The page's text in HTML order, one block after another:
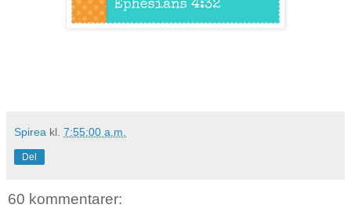
Spirea kl. 7:55:00 a.m.
Del
60 kommentarer: